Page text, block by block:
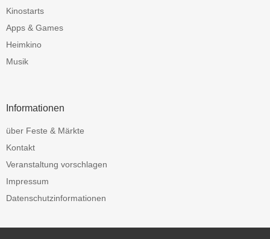
Kinostarts
Apps & Games
Heimkino
Musik
Informationen
über Feste & Märkte
Kontakt
Veranstaltung vorschlagen
Impressum
Datenschutzinformationen